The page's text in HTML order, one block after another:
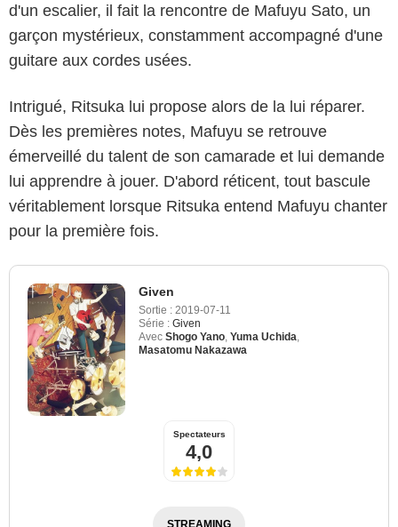
d'un escalier, il fait la rencontre de Mafuyu Sato, un
garçon mystérieux, constamment accompagné d'une
guitare aux cordes usées.
Intrigué, Ritsuka lui propose alors de la lui réparer.
Dès les premières notes, Mafuyu se retrouve
émerveillé du talent de son camarade et lui demande
lui apprendre à jouer. D'abord réticent, tout bascule
véritablement lorsque Ritsuka entend Mafuyu chanter
pour la première fois.
Given
Sortie : 2019-07-11
Série : Given
Avec Shogo Yano Yuma Uchida
Masatomu Nakazawa
Spectateurs
4,0
STREAMING